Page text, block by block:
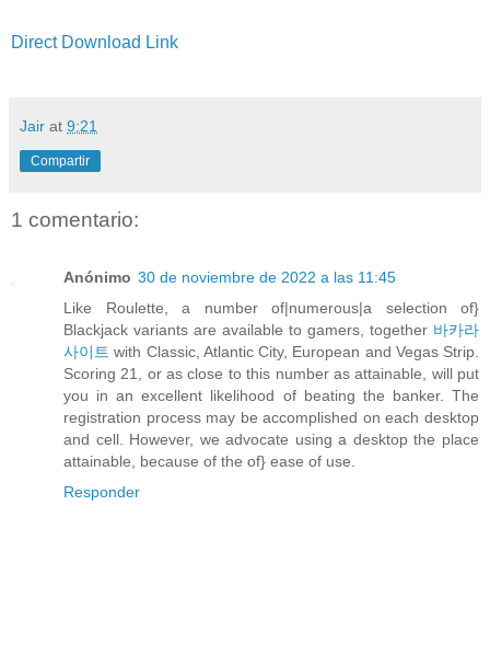
Direct Download Link
Jair at 9:21
Compartir
1 comentario:
Anónimo 30 de noviembre de 2022 a las 11:45
Like Roulette, a number of|numerous|a selection of}
Blackjack variants are available to gamers, together 바카라
사이트 with Classic, Atlantic City, European and Vegas Strip.
Scoring 21, or as close to this number as attainable, will put
you in an excellent likelihood of beating the banker. The
registration process may be accomplished on each desktop
and cell. However, we advocate using a desktop the place
attainable, because of the of} ease of use.
Responder